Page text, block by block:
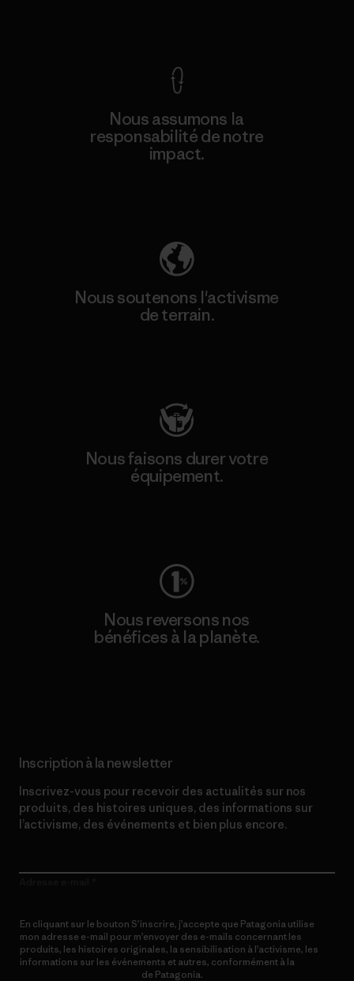
Nous assumons la
responsabilité de notre
impact.
Nous soutenons l'activisme
de terrain.
Nous faisons durer votre
équipement.
Nous reversons nos
bénéfices à la planète.
Inscription à la newsletter
Inscrivez-vous pour recevoir des actualités sur nos
produits, des histoires uniques, des informations sur
l’activisme, des événements et bien plus encore.
En cliquant sur le bouton S’inscrire, j’accepte que Patagonia utilise
mon adresse e-mail pour m’envoyer des e-mails concernant les
produits, les histoires originales, la sensibilisation à l’activisme, les
informations sur les événements et autres, conformément à la
de Patagonia.